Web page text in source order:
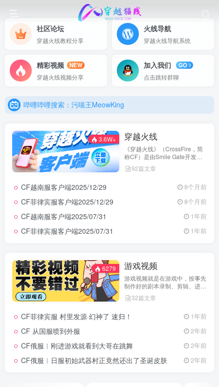
社区论坛
穿越火线教程分享
火线导航
穿越火线导航系统
精彩视频
NEW
穿越火线视频分享
加入我们
GO
点击跳转群聊
哔哩哔哩搜索：污喵王MeowKing
抖音搜索：污喵王
哔哩哔哩搜索：污喵王MeowKing
3.6W+ 穿越火线
《穿越火线》（CrossFire，简
称CF）是由Smile Gate开发，
中国内地由腾讯游戏代理运营的
一款第一人称射击游戏。
92篇文章
CF越南服客户端2025/12/29 8个月前
CF菲律宾服客户端2025/12/29 8个月前
CF越南服客户端2025/07/31 1年前
CF菲律宾服客户端2025/07/31 1年前
6279 游戏视频
游戏视频就是在游戏中，按事先
制作好的剧本录制、剪辑、进行
特效包装、后期加上音频制作而
成的视频。游戏视频是视频中的
戏剧情片、游戏攻略视频等。游
常规影视作品区别不大，只是制
32篇文章
CF菲律宾服 村里发源·幻神了 速归！ 1年前
CF 从国服喷到外服 2年前
CF俄服︱刚进游戏就看到大哥在跳舞 2年前
CF俄服︱日服初始武器村正竟然还出了圣诞皮肤 2年前